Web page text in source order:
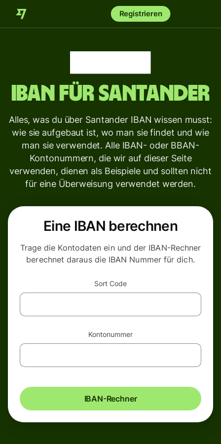
Registrieren
IBAN fürSantander
Alles, was du über Santander IBAN wissen musst:
wie sie aufgebaut ist, wo man sie findet und wie
man sie verwendet. Alle IBAN- oder BBAN-
Kontonummern, die wir auf dieser Seite
verwenden, dienen als Beispiele und sollten nicht
für eine Überweisung verwendet werden.
Eine IBAN berechnen
Trage die Kontodaten ein und der IBAN-Rechner
berechnet daraus die IBAN Nummer für dich.
Sort Code
Kontonummer
IBAN-Rechner